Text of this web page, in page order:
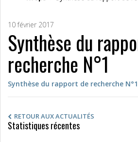
10 février 2017
Synthèse du
recherche N°1
Synthèse du rapport de recherche N°1
RETOUR AUX ACTUALITÉS
Statistiques récentes